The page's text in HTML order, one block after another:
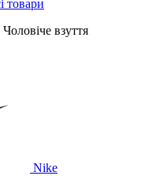
Чоловіче взуття
Nike